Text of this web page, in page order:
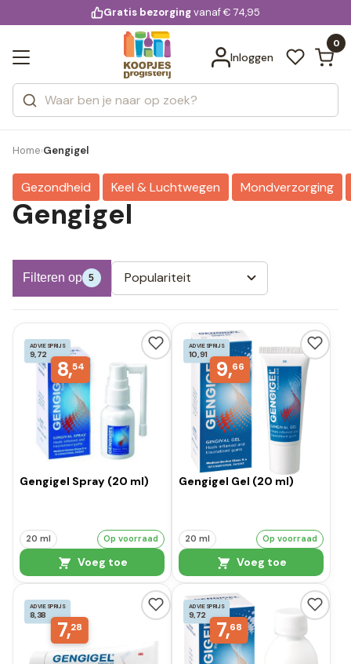
voor 20:00 uur besteld
Gratis bezorgingvanaf € 74,95
Inloggen
0
Zoeken
Categorieën
Merken
Bekijk alle resultaten
Home›Gengigel
Gezondheid Keel & Luchtwegen Mondverzorging
Gengigel
Filteren op 5 Populariteit
ADVIESPRIJS
9,72
8,54
Gengigel Spray (20 ml)
20 ml Op voorraad
Voeg toe
ADVIESPRIJS
10,91
9,66
Gengigel Gel (20 ml)
20 ml Op voorraad
Voeg toe
ADVIESPRIJS
8,38
7,28
ADVIESPRIJS
9,72
7,68